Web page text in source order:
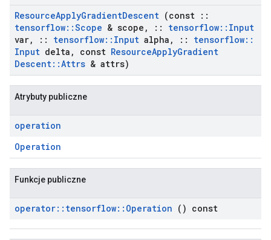
ResourceApplyGradientDescent (const ::
tensorflow::Scope & scope , :: tensorflow:: Input
var, :: tensorflow:: Input alpha , :: tensorflow::
Input delta , const ResourceApplyGradient
Descent::Attrs & attrs)
Atrybuty publiczne
operation
Operation
Funkcje publiczne
operator:: tensorflow:: Operation () const